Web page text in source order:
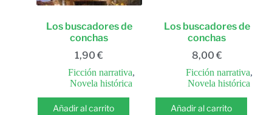
Los buscadores de
conchas
1,90€
Ficción narrativa,
Novela histórica
Añadir al carrito
Los buscadores de
conchas
8,00 €
Ficción narrativa,
Novela histórica
Añadir al carrito